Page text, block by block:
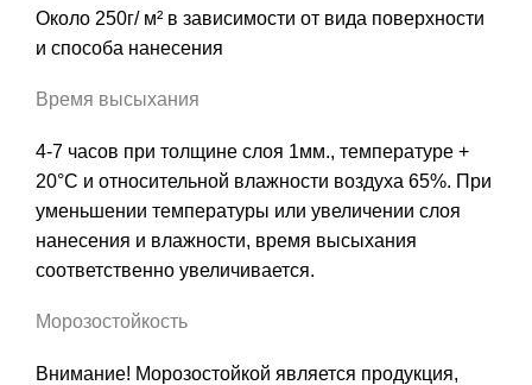
Около 250г/ м² в зависимости от вида поверхности
и способа нанесения
Время высыхания
4-7 часов при толщине слоя 1мм., температуре +
20°C и относительной влажности воздуха 65%. При
уменьшении температуры или увеличении слоя
нанесения и влажности, время высыхания
соответственно увеличивается.
Морозостойкость
Внимание! Морозостойкой является продукция,